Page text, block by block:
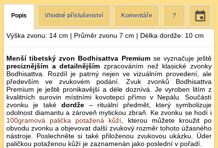
Popis Vhodné příslušenství Komentáře ?
Výška zvonu: 14 cm | Průměr zvonu 7 cm | Délka dordže: 10 cm
Menší tibetský zvon Bodhisattva Premiumse vyznačuje ještě
preciznějším a detailnějším zpracováním než klasické zvonky
Bodhisattva. Rozdíl je patrný nejen ve vizuálním provedení, ale
především ve zvukovém podání. Zvuk zvonků Bodhisattva
Premium je ještě pronikavější a déle doznívá. Je vyroben litím z
kvalitních surovin místními kovotepci přímo v Nepálu. Součástí
zvonku je také dordže– rituální předmět, který symbolizuje
odolnost diamantu a zároveň mytickou zbraň. Ke zvonku se hodí i
100gramová palička potažená kůží , kterou můžete kroužit po
obvodu zvonku a objevovat další zvukový rozměr tohoto úžasného
nástroje. Poslechněte si také přiloženou zvukovou ukázku. Úder
paličkou potaženou kůží je zaznamenán jako poslední v pořadí.